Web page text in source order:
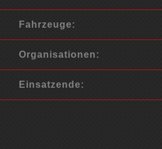
Fahrzeuge:
Organisationen:
Einsatzende: